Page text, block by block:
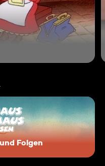
und Stadtmaus
Folgen